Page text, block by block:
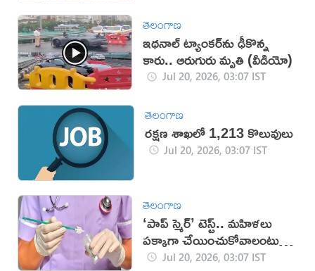
తెలంగాణ
ఇథనాల్ ట్యాంకర్‌ను ఢీకొన్న
కారు.. ఆరుగురు మృతి (వీడియో)
Jul 20, 2026, 03:07 IST
తెలంగాణ
రక్షణ శాఖలో 1,213 కొలువులు
Jul 20, 2026, 03:07 IST
తెలంగాణ
‘పాప్ స్మెర్’ టెస్ట్.. మహిళలు
పక్కాగా చేయించుకోవాలంటున్న
వైద్యులుJul 20, 2026, 03:07 IST